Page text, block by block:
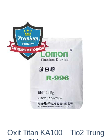
Oxit Titan KA100 – Tio2 Trung